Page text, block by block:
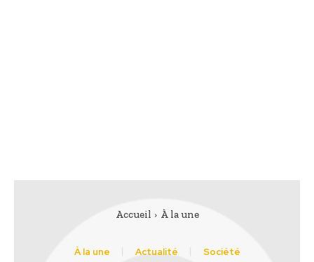
Accueil À la une
À la une Actualité Société